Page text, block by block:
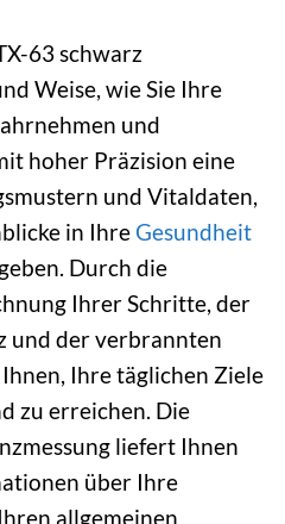
63 schwarz
Weise, wie Sie Ihre
und
hoher Präzision eine
und Vitaldaten,
in Ihre Gesundheit
Durch die
Ihrer Schritte, der
und der verbrannten
Ihre täglichen Ziele
zu erreichen. Die
liefert Ihnen
über Ihre
allgemeinen